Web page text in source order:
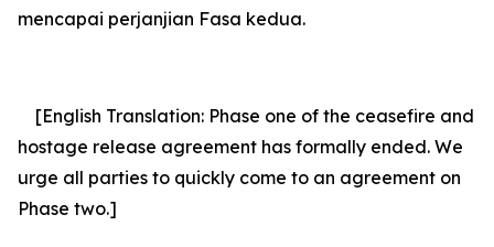
mencapai perjanjian Fasa kedua.
[English Translation: Phase one of the ceasefire and
hostage release agreement has formally ended. We
urge all parties to quickly come to an agreement on
Phase two.]